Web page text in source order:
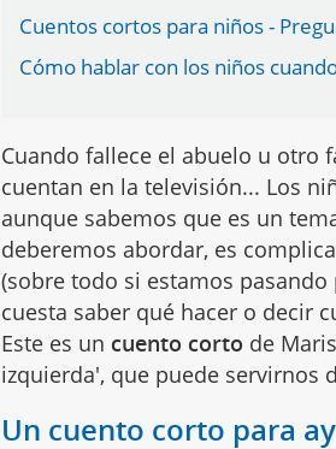
Cuentos cortos para niños -
Cómo hablar con los niños
Cuando fallece el abuelo u otro
cuentan en la televisión... Los
aunque sabemos que es un
deberemos abordar, es
(sobre todo si estamos
cuesta saber qué hacer o decir
Este es un cuento corto de
izquierda', que puede servirnos
Un cuento corto para